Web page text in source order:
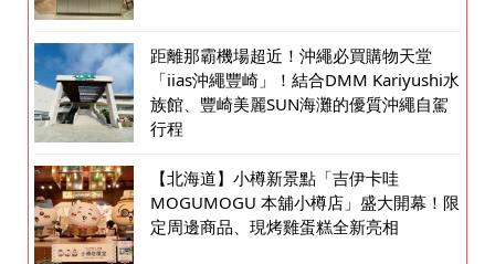
距離那霸機場超近！沖繩必買購物天堂
「iias沖繩豐崎」！結合DMM Kariyushi水
族館、豐崎美麗SUN海灘的優質沖繩自駕
行程
【北海道】小樽新景點「吉伊卡哇
MOGUMOGU 本舖小樽店」盛大開幕！限
定周邊商品、現烤雞蛋糕全新亮相